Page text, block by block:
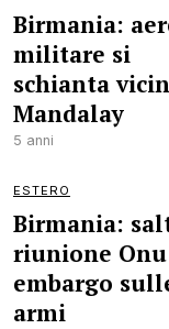
Birmania:
militare si
schianta
Mandalay
5 anni
ESTERO
Birmania:
riunione
embargo
armi